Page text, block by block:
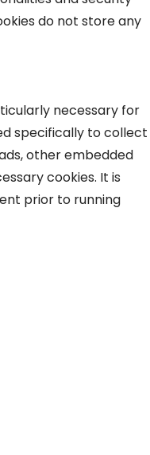
do not store any
necessary for
specifically to collect
other embedded
cookies. It is
prior to running